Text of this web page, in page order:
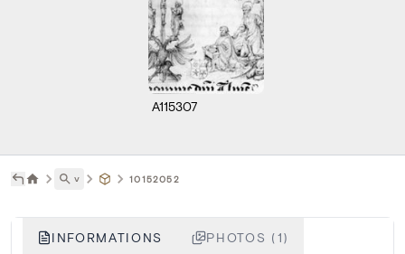
A115307
˅ 10152052
INFORMATIONS PHOTOS (1)